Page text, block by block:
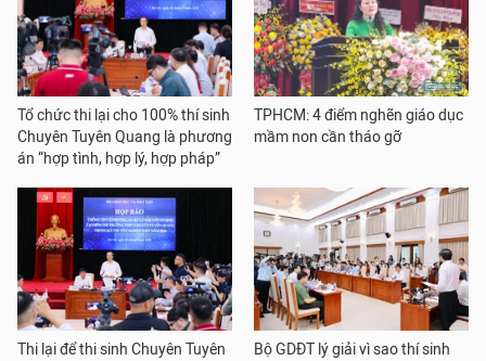
Tổ chức thi lại cho 100% thí sinh
Chuyên Tuyên Quang là phương
án “hợp tình, hợp lý, hợp pháp”
TPHCM: 4 điểm nghẽn giáo dục
mầm non cần tháo gỡ
Thi lại để thi sinh Chuyên Tuyên
Bộ GDĐT lý giải vì sao thí sinh